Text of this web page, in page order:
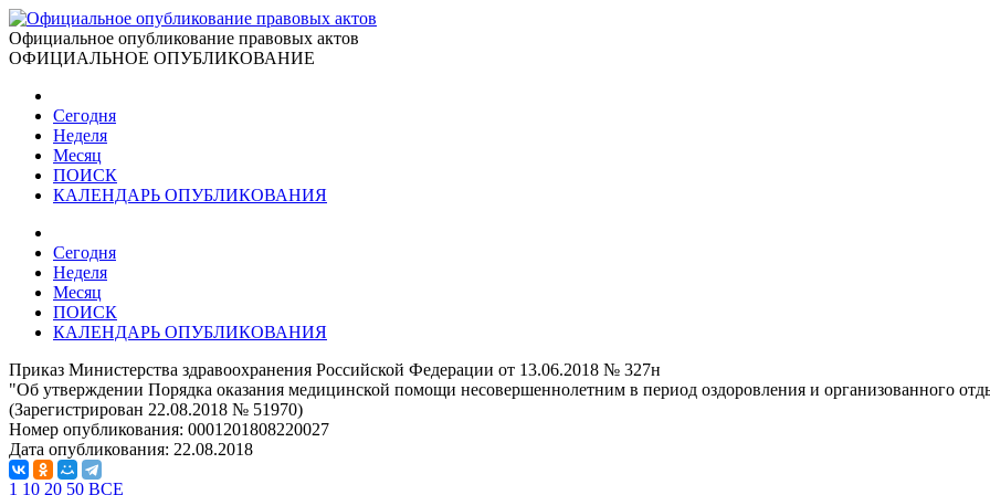
Официальное опубликование правовых актов
ОФИЦИАЛЬНОЕ ОПУБЛИКОВАНИЕ
Сегодня
Неделя
Месяц
ПОИСК
КАЛЕНДАРЬ ОПУБЛИКОВАНИЯ
Сегодня
Неделя
Месяц
ПОИСК
КАЛЕНДАРЬ ОПУБЛИКОВАНИЯ
Приказ Министерства здравоохранения Российской Федерации от 13.06.2018 № 327н
"Об утверждении Порядка оказания медицинской помощи несовершеннолетним в период оздоровления и организованного
(Зарегистрирован 22.08.2018 № 51970)
Номер опубликования: 0001201808220027
Дата опубликования: 22.08.2018
1 10 20 50 ВСЕ